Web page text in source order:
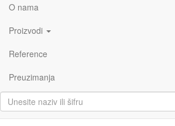
O nama
Proizvodi
Reference
Preuzimanja